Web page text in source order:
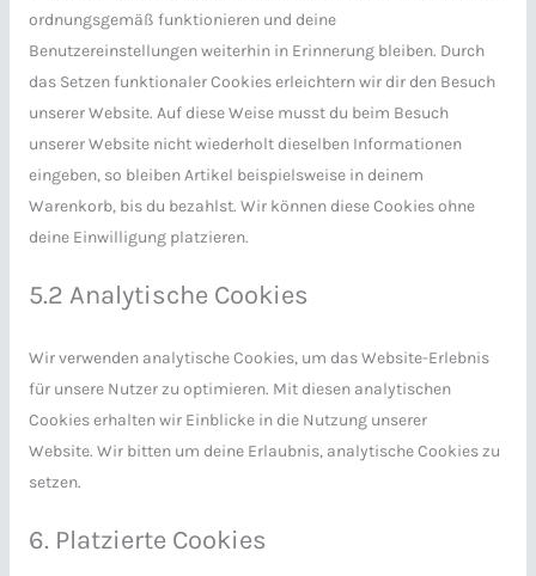
ordnungsgemäß funktionieren und deine
Benutzereinstellungen weiterhin in Erinnerung bleiben. Durch
das Setzen funktionaler Cookies erleichtern wir dir den Besuch
unserer Website. Auf diese Weise musst du beim Besuch
unserer Website nicht wiederholt dieselben Informationen
eingeben, so bleiben Artikel beispielsweise in deinem
Warenkorb, bis du bezahlst. Wir können diese Cookies ohne
deine Einwilligung platzieren.
5.2 Analytische Cookies
Wir verwenden analytische Cookies, um das Website-Erlebnis
für unsere Nutzer zu optimieren. Mit diesen analytischen
Cookies erhalten wir Einblicke in die Nutzung unserer
Website. Wir bitten um deine Erlaubnis, analytische Cookies zu
setzen.
6. Platzierte Cookies